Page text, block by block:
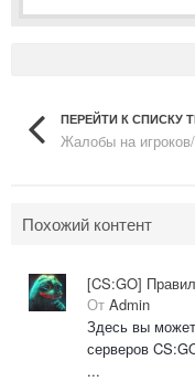
ПЕРЕЙТИ К СПИСКУ
Жалобы на
Похожий контент
[CS:GO]
От Admin
Здесь вы
серверов
...